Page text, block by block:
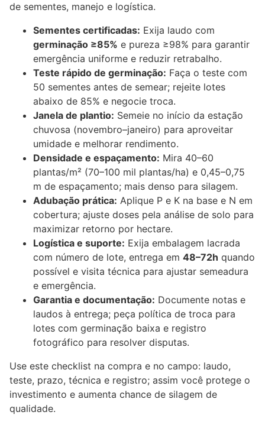
de sementes, manejo e logística.
Sementes certificadas: Exija laudo com
germinação ≥85% e pureza ≥98% para garantir
emergência uniforme e reduzir retrabalho.
Teste rápido de germinação: Faça o teste com
50 sementes antes de semear; rejeite lotes
abaixo de 85% e negocie troca.
Janela de plantio: Semeie no início da estação
chuvosa (novembro–janeiro) para aproveitar
umidade e melhorar rendimento.
Densidade e espaçamento: Mira 40–60
plantas/m² (70–100 mil plantas/ha) e 0,45–0,75
m de espaçamento; mais denso para silagem.
Adubação prática: Aplique P e K na base e N em
cobertura; ajuste doses pela análise de solo para
maximizar retorno por hectare.
Logística e suporte: Exija embalagem lacrada
com número de lote, entrega em 48–72h quando
possível e visita técnica para ajustar semeadura
e emergência.
Garantia e documentação: Documente notas e
laudos à entrega; peça política de troca para
lotes com germinação baixa e registro
fotográfico para resolver disputas.
Use este checklist na compra e no campo: laudo,
teste, prazo, técnica e registro; assim você protege o
investimento e aumenta chance de silagem de
qualidade.